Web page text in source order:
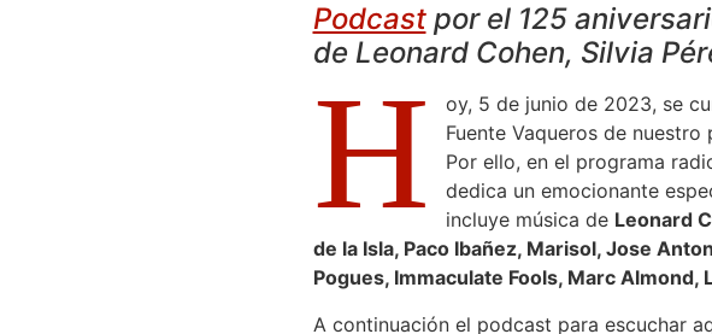
Podcastpor el 125
de Leonard Cohen, Silvia
H oy, 5 de junio de 2023, se
Fuente Vaqueros de
Por ello, en el programa
dedica un emocionante
incluye música de Leonard
de la Isla, Paco Ibañez, Marisol, Jose
Pogues, Immaculate Fools, Marc Almond,
A continuación el podcast para escuchar